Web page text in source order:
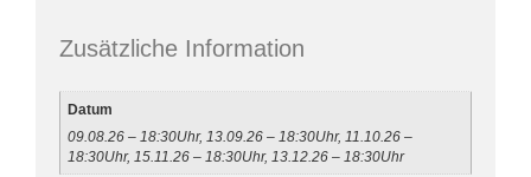
Zusätzliche Information
Datum
09.08.26 – 18:30Uhr, 13.09.26 – 18:30Uhr, 11.10.26 –
18:30Uhr, 15.11.26 – 18:30Uhr, 13.12.26 – 18:30Uhr